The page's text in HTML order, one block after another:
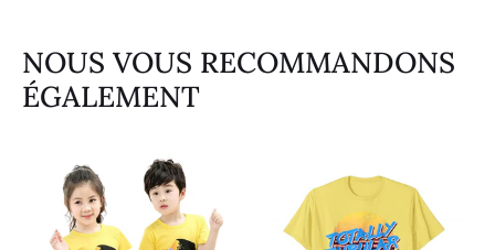
NOUS VOUS RECOMMANDONS
ÉGALEMENT